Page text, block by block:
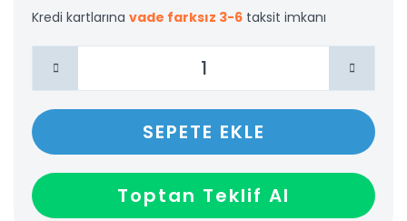
Kredi kartlarına vade farksız 3-6 taksit imkanı
SEPETE EKLE
Toptan Teklif Al